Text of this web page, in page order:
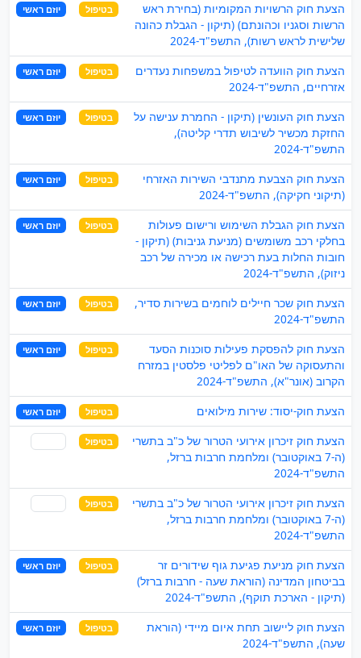
הצעת חוק הרשויות המקומיות (בחירת ראש
הרשות וסגניו וכהונתם) (תיקון - הגבלת כהונה
שלישית לראש רשות), התשפ"ד-2024
בטיפול יוזם ראשי
הצעת חוק הוועדה לטיפול במשפחות נעדרים
אזרחיים, התשפ"ד-2024
בטיפול יוזם ראשי
הצעת חוק העונשין (תיקון - החמרת ענישה על
החזקת מכשיר לשיבוש תדרי קליטה),
התשפ"ד-2024
בטיפול יוזם ראשי
הצעת חוק הצבעת מתנדבי השירות האזרחי
(תיקוני חקיקה), התשפ"ד-2024
בטיפול יוזם ראשי
הצעת חוק הגבלת השימוש ורישום פעולות
בחלקי רכב משומשים (מניעת גניבות) (תיקון -
חובות החלות בעת רכישה או מכירה של רכב
ניזוק), התשפ"ד-2024
בטיפול יוזם ראשי
הצעת חוק שכר חיילים לוחמים בשירות סדיר,
התשפ"ד-2024
בטיפול יוזם ראשי
הצעת חוק להפסקת פעילות סוכנות הסעד
והתעסוקה של האו"ם לפליטי פלסטין במזרח
הקרוב (אונר"א), התשפ"ד-2024
בטיפול יוזם ראשי
הצעת חוק-יסוד: שירות מילואים בטיפול יוזם ראשי
הצעת חוק זיכרון אירועי הטרור של כ"ב בתשרי
(ה-7 באוקטובר) ומלחמת חרבות ברזל,
התשפ"ד-2024
בטיפול
הצעת חוק זיכרון אירועי הטרור של כ"ב בתשרי
(ה-7 באוקטובר) ומלחמת חרבות ברזל,
התשפ"ד-2024
בטיפול
הצעת חוק מניעת פגיעת גוף שידורים זר
בביטחון המדינה (הוראת שעה - חרבות ברזל)
(תיקון - הארכת תוקף), התשפ"ד-2024
בטיפול יוזם ראשי
הצעת חוק ליישוב תחת איום מיידי (הוראת
שעה), התשפ"ד-2024
בטיפול יוזם ראשי